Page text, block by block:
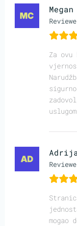
Za
uslugom.
mogao